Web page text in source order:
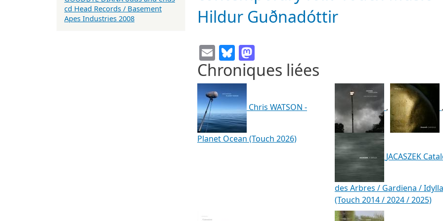
Hildur Guðnadóttir
EmailBluesky
Chroniques liées
Chris WATSON -
Planet Ocean (Touch 2026)
, ,
JACASZEK
des Arbres / Gardiena / Idylla
(Touch 2014 / 2024 / 2025)
cd Head Records / Basement
Apes Industries 2008